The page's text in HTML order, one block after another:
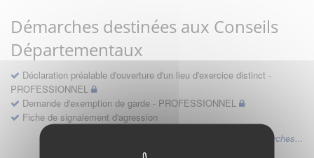
Démarches destinées aux Conseils
Départementaux
Déclaration préalable d'ouverture d'un lieu d'exercice distinct -
PROFESSIONNEL
Demande d'exemption de garde - PROFESSIONNEL
Fiche de signalement d'agression
Voir les autres démarches...